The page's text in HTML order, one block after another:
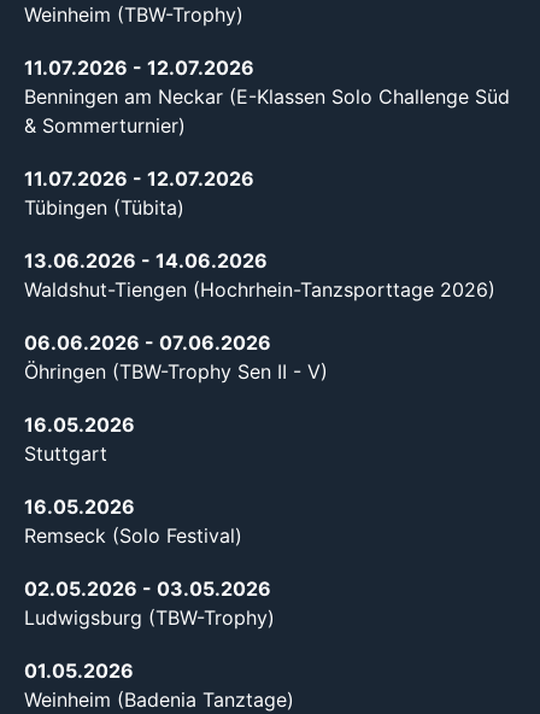
Weinheim (TBW-Trophy)
11.07.2026 - 12.07.2026
Benningen am Neckar (E-Klassen Solo Challenge Süd
& Sommerturnier)
11.07.2026 - 12.07.2026
Tübingen (Tübita)
13.06.2026 - 14.06.2026
Waldshut-Tiengen (Hochrhein-Tanzsporttage 2026)
06.06.2026 - 07.06.2026
Öhringen (TBW-Trophy Sen II - V)
16.05.2026
Stuttgart
16.05.2026
Remseck (Solo Festival)
02.05.2026 - 03.05.2026
Ludwigsburg (TBW-Trophy)
01.05.2026
Weinheim (Badenia Tanztage)